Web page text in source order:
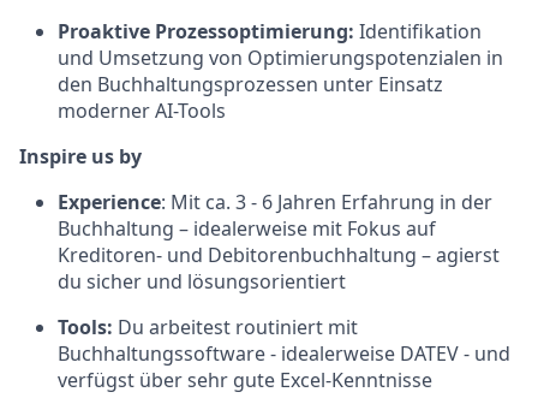
Proaktive Prozessoptimierung: Identifikation
und Umsetzung von Optimierungspotenzialen in
den Buchhaltungsprozessen unter Einsatz
moderner AI-Tools
Inspire us by
Experience: Mit ca. 3 - 6 Jahren Erfahrung in der
Buchhaltung – idealerweise mit Fokus auf
Kreditoren- und Debitorenbuchhaltung – agierst
du sicher und lösungsorientiert
Tools: Du arbeitest routiniert mit
Buchhaltungssoftware - idealerweise DATEV - und
verfügst über sehr gute Excel-Kenntnisse